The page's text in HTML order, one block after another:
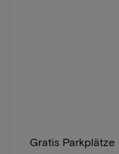
Gratis Parkplätze